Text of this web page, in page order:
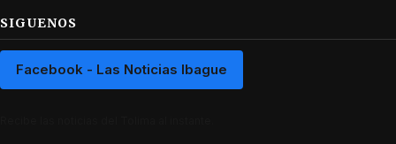
SIGUENOS
Facebook - Las Noticias Ibague